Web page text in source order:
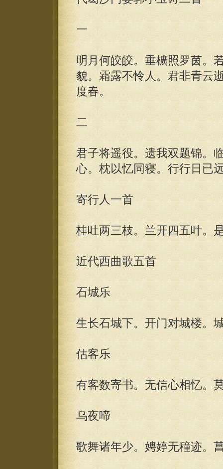
一
明月何皎皎。垂櫎照罗茵。
貌。霜露不怜人。君非青云
度春。
二
君子将遥役。遗我双题锦。
心。枕以忆同寝。行行日已
寄行人一首
桂吐两三枝。兰开四五叶。
近代西曲歌五首
石城乐
生长石城下。开门对城楼。
估客乐
有客数寄书。无信心相忆。
乌夜啼
歌舞诸年少。娉婷无穜迹。